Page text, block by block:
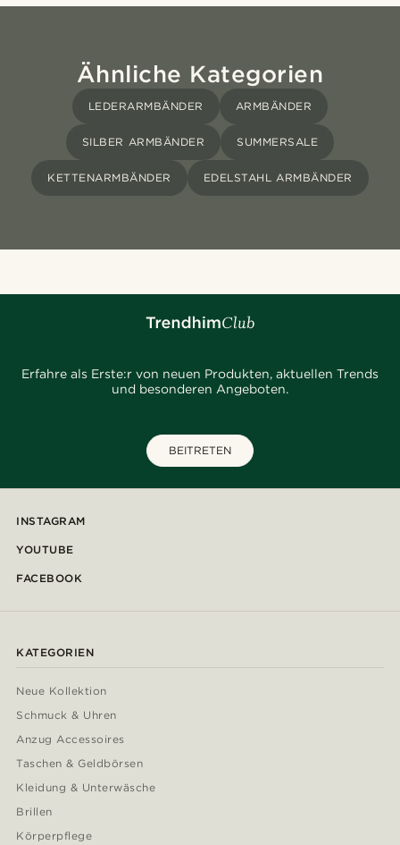
Ähnliche Kategorien
LEDERARMBÄNDER ARMBÄNDER
SILBER ARMBÄNDER SUMMERSALE
KETTENARMBÄNDER EDELSTAHL ARMBÄNDER
Erfahre als Erste:r von neuen Produkten, aktuellen Trends
und besonderen Angeboten.
BEITRETEN
INSTAGRAM
YOUTUBE
FACEBOOK
KATEGORIEN
Neue Kollektion
Schmuck & Uhren
Anzug Accessoires
Taschen & Geldbörsen
Kleidung & Unterwäsche
Brillen
Körperpflege